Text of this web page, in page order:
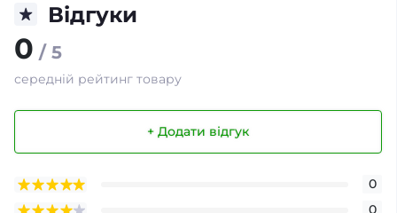
Відгуки
0 / 5
середній рейтинг товару
+ Додати відгук
0
0